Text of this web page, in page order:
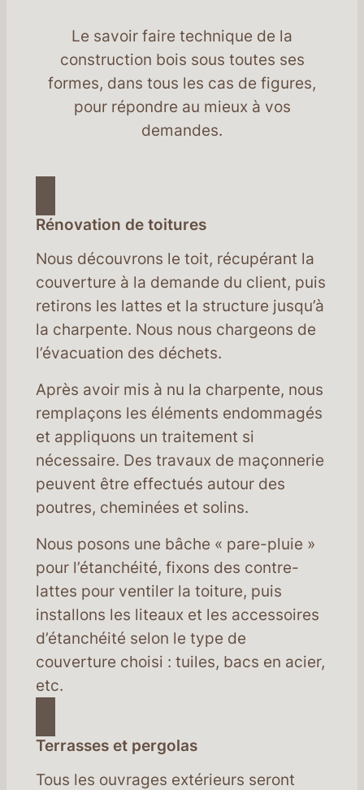
Le savoir faire technique de la
construction bois sous toutes ses
formes, dans tous les cas de figures,
pour répondre au mieux à vos
demandes.
Rénovation de toitures
Nous découvrons le toit, récupérant la
couverture à la demande du client, puis
retirons les lattes et la structure jusqu’à
la charpente. Nous nous chargeons de
l’évacuation des déchets.
Après avoir mis à nu la charpente, nous
remplaçons les éléments endommagés
et appliquons un traitement si
nécessaire. Des travaux de maçonnerie
peuvent être effectués autour des
poutres, cheminées et solins.
Nous posons une bâche « pare-pluie »
pour l’étanchéité, fixons des contre-
lattes pour ventiler la toiture, puis
installons les liteaux et les accessoires
d’étanchéité selon le type de
couverture choisi : tuiles, bacs en acier,
etc.
Terrasses et pergolas
Tous les ouvrages extérieurs seront